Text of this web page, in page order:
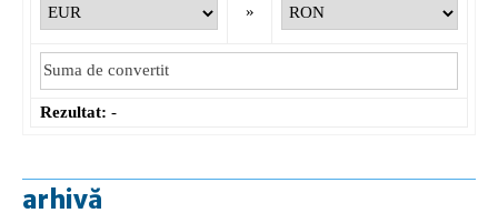
»
Rezultat: -
arhivă